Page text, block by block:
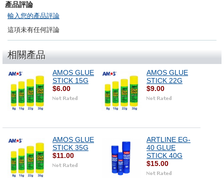
產品評論
輸入您的產品評論
這項未有任何評論
相關產品
AMOS GLUE
STICK 15G
$6.00
AMOS GLUE
STICK 22G
$9.00
AMOS GLUE
STICK 35G
$11.00
ARTLINE EG-
40 GLUE
STICK 40G
$15.00